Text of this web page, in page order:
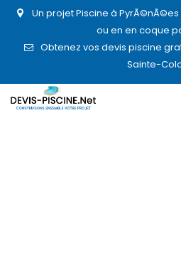
Un projet Piscine à
ou en en coque
Obtenez vos devis piscine
Sainte-